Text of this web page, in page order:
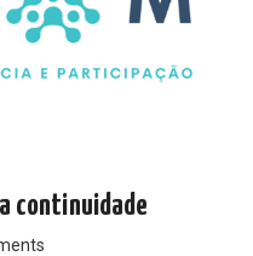
continuidade